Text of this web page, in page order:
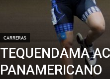
CARRERAS
TEQUENDAMA
PANAMERICANO